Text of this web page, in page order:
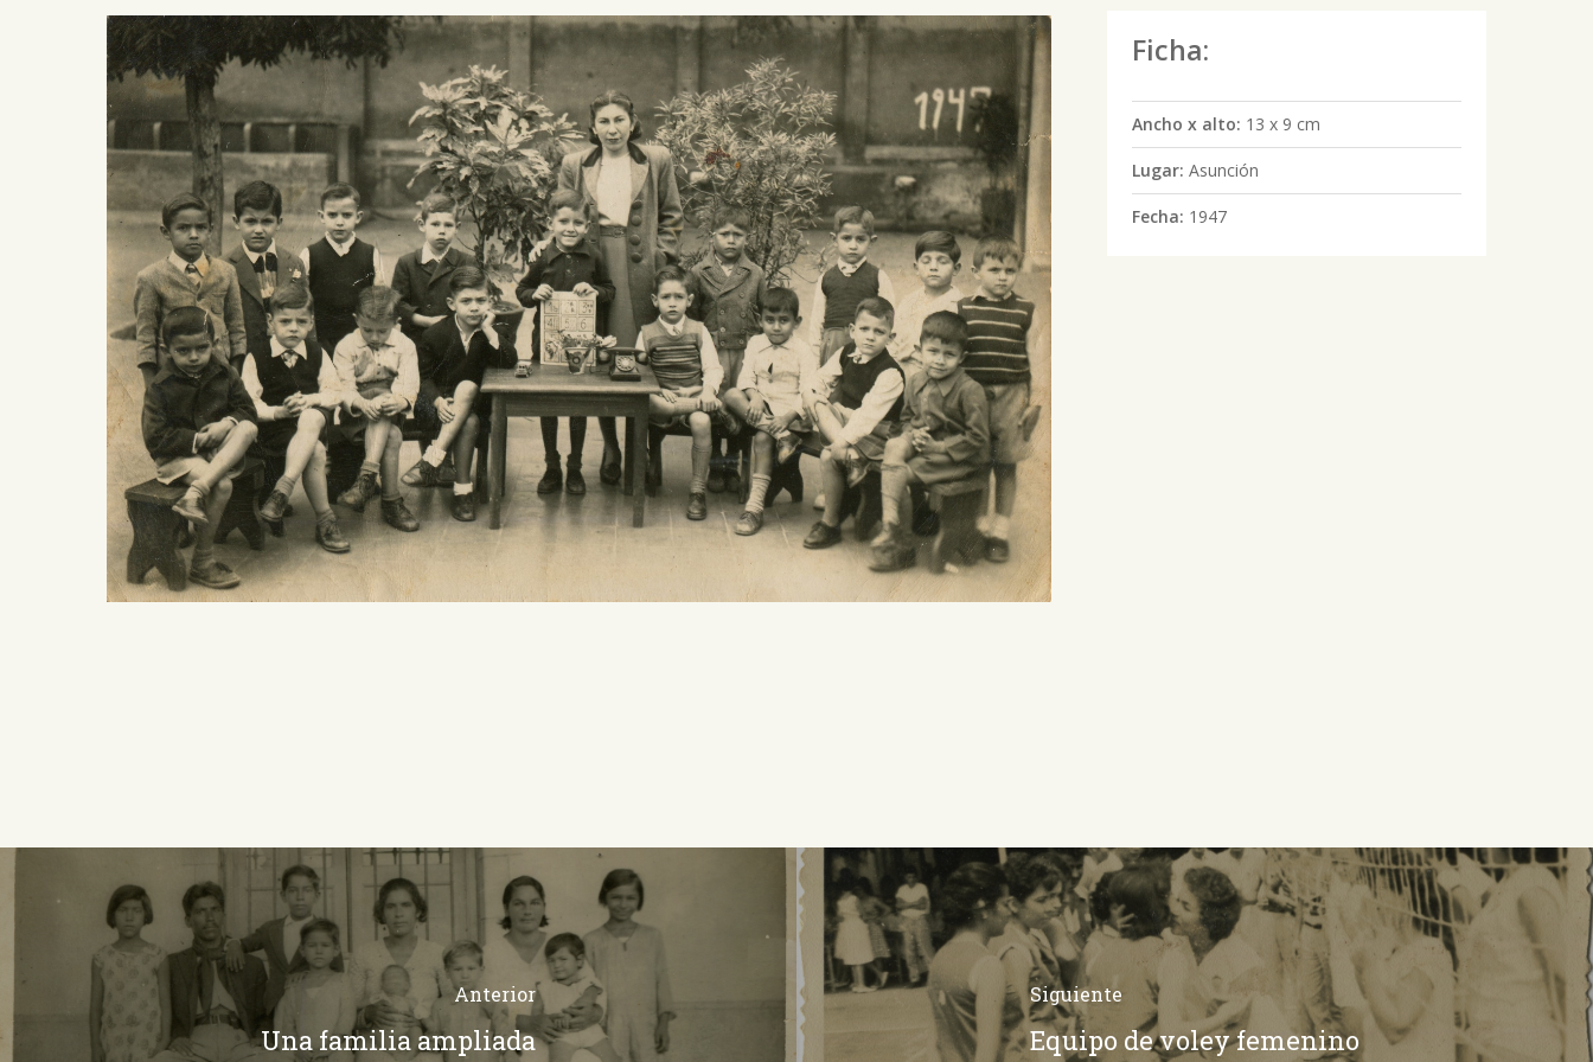
Ficha:
Ancho x alto: 13 x 9 cm
Lugar: Asunción
Fecha: 1947
Anterior
Una familia ampliada
Siguiente
Equipo de voley femenino